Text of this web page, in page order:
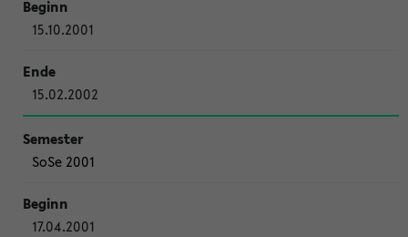
15.10.2001
15.02.2002
SoSe 2001
17.04.2001